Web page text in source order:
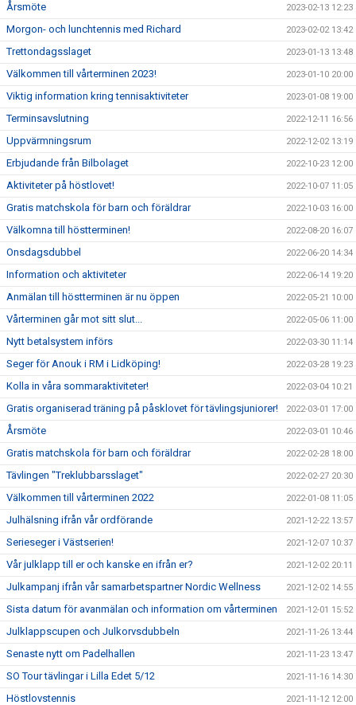
Årsmöte 2023-02-13 12:23
Morgon- och lunchtennis med Richard 2023-02-02 13:42
Trettondagsslaget 2023-01-13 13:48
Välkommen till vårterminen 2023! 2023-01-10 20:00
Viktig information kring tennisaktiviteter 2023-01-08 19:00
Terminsavslutning 2022-12-11 16:56
Uppvärmningsrum 2022-12-02 13:19
Erbjudande från Bilbolaget 2022-10-23 12:00
Aktiviteter på höstlovet! 2022-10-07 11:05
Gratis matchskola för barn och föräldrar 2022-10-03 16:00
Välkomna till höstterminen! 2022-08-20 16:07
Onsdagsdubbel 2022-06-20 14:34
Information och aktiviteter 2022-06-14 19:20
Anmälan till höstterminen är nu öppen 2022-05-21 10:00
Vårterminen går mot sitt slut... 2022-05-06 11:00
Nytt betalsystem införs 2022-03-30 11:14
Seger för Anouk i RM i Lidköping! 2022-03-28 19:23
Kolla in våra sommaraktiviteter! 2022-03-04 10:21
Gratis organiserad träning på påsklovet för tävlingsjuniorer! 2022-03-01 17:00
Årsmöte 2022-03-01 10:46
Gratis matchskola för barn och föräldrar 2022-02-28 18:00
Tävlingen "Treklubbarsslaget" 2022-02-27 20:30
Välkommen till vårterminen 2022 2022-01-08 11:05
Julhälsning ifrån vår ordförande 2021-12-22 13:57
Serieseger i Västserien! 2021-12-07 10:37
Vår julklapp till er och kanske en ifrån er? 2021-12-02 20:11
Julkampanj ifrån vår samarbetspartner Nordic Wellness 2021-12-02 14:55
Sista datum för avanmälan och information om vårterminen 2021-12-01 15:52
Julklappscupen och Julkorvsdubbeln 2021-11-26 13:44
Senaste nytt om Padelhallen 2021-11-23 13:47
SO Tour tävlingar i Lilla Edet 5/12 2021-11-16 14:30
Höstlovstennis 2021-11-12 12:00